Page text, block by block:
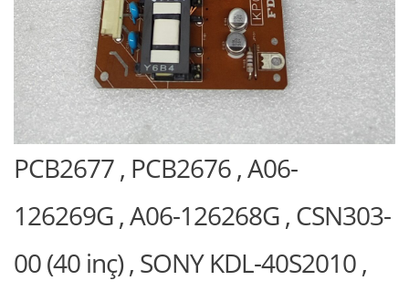
PCB2677 , PCB2676 , A06-
126269G , A06-126268G , CSN303-
00 (40 inç) , SONY KDL-40S2010 ,